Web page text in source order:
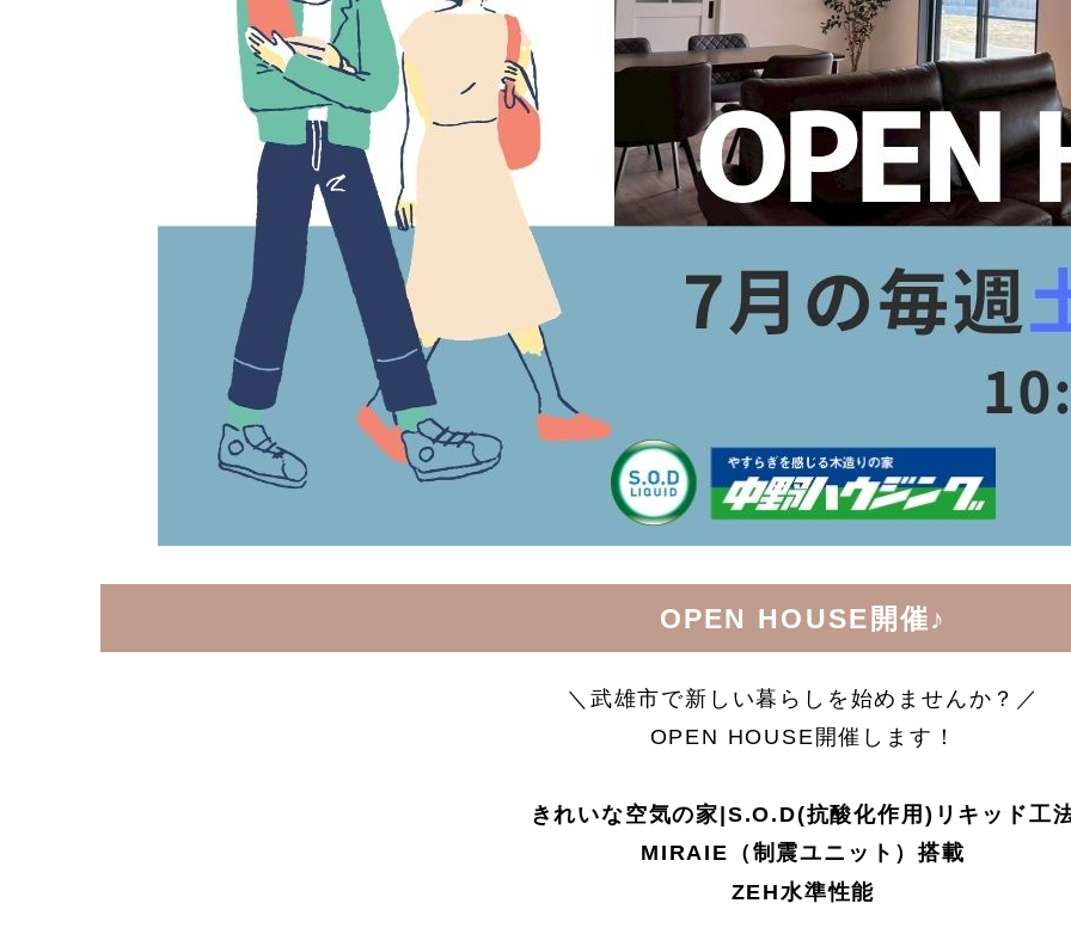
OPEN HOUSE開催♪
＼武雄市で新しい暮らしを始めませんか？／
OPEN HOUSE開催します！
きれいな空気の家|S.O.D(抗酸化作用 ) リキッド工
MIRAIE（制震ユニット）搭載
ZEH水準性能